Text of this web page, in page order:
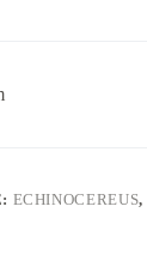
ECHINOCEREUS,